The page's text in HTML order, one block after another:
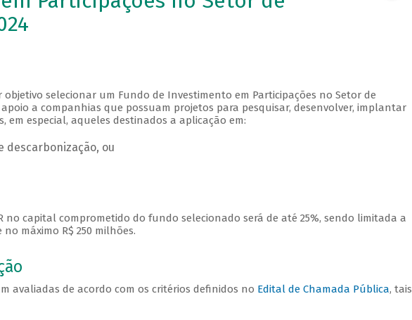
selecionar um Fundo de Investimento em Participações no Setor de
apoio a companhias que possuam projetos para pesquisar, desenvolver, implantar
em especial, aqueles destinados a aplicação em:
descarbonização, ou
no capital comprometido do fundo selecionado será de até 25%, sendo limitada a
máximo R$ 250 milhões.
avaliadas de acordo com os critérios definidos no Edital de Chamada Pública, tais